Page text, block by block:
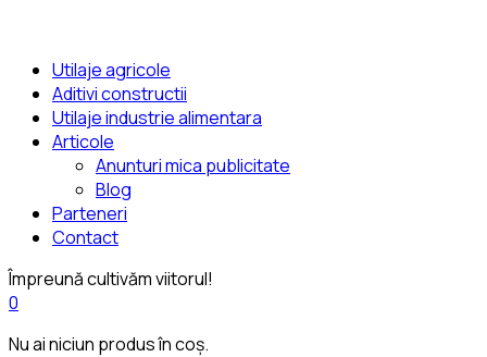
Utilaje agricole
Aditivi constructii
Utilaje industrie alimentara
Articole
Anunturi mica publicitate
Blog
Parteneri
Contact
Împreună cultivăm viitorul!
0
Nu ai niciun produs în coș.